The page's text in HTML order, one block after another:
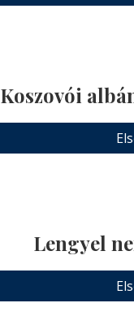
Koszovói
Lengyel